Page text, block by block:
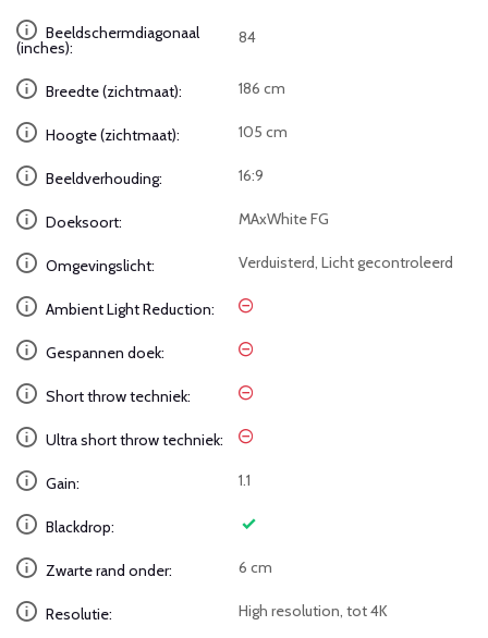
Beeldschermdiagonaal
(inches):
84
Breedte (zichtmaat): 186 cm
Hoogte (zichtmaat): 105 cm
Beeldverhouding: 16:9
Doeksoort: MAxWhite FG
Omgevingslicht: Verduisterd, Licht gecontroleerd
Ambient Light Reduction:
Gespannen doek:
Short throw techniek:
Ultra short throw techniek:
Gain: 1.1
Blackdrop:
Zwarte rand onder: 6 cm
Resolutie: High resolution, tot 4K